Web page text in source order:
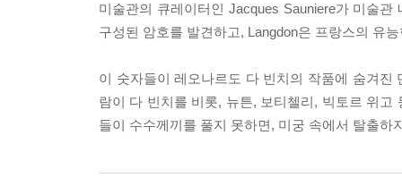
미술관의 큐레이터인 Jacques Sauniere가 미술
구성된 암호를 발견하고, Langdon은 프랑스의 유
이 숫자들이 레오나르도 다 빈치의 작품에 숨겨
람이 다 빈치를 비롯, 뉴튼, 보티첼리, 빅토르 위
들이 수수께끼를 풀지 못하면, 미궁 속에서 탈출